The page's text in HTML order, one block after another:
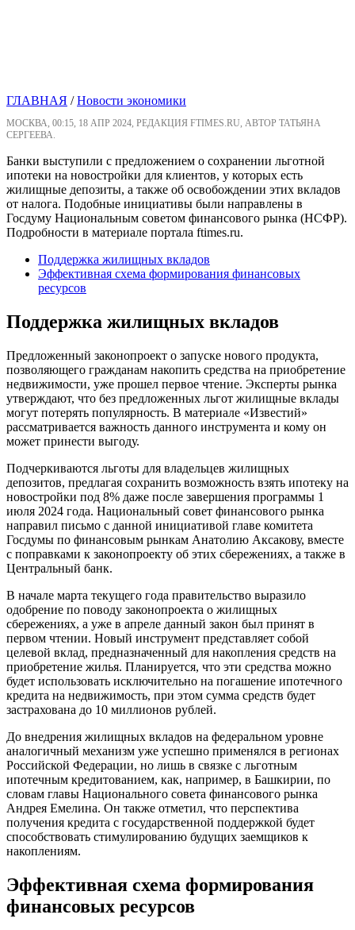
ГЛАВНАЯ /Новости экономики
МОСКВА, 00:15, 18 АПР 2024, РЕДАКЦИЯ FTIMES.RU, АВТОР ТАТЬЯНА
СЕРГЕЕВА.
Банки выступили с предложением о сохранении льготной
ипотеки на новостройки для клиентов, у которых есть
жилищные депозиты, а также об освобождении этих вкладов
от налога. Подобные инициативы были направлены в
Госдуму Национальным советом финансового рынка (НСФР).
Подробности в материале портала ftimes.ru.
Поддержка жилищных вкладов
Эффективная схема формирования финансовых
ресурсов
Поддержка жилищных вкладов
Предложенный законопроект о запуске нового продукта,
позволяющего гражданам накопить средства на приобретение
недвижимости, уже прошел первое чтение. Эксперты рынка
утверждают, что без предложенных льгот жилищные вклады
могут потерять популярность. В материале «Известий»
рассматривается важность данного инструмента и кому он
может принести выгоду.
Подчеркиваются льготы для владельцев жилищных
депозитов, предлагая сохранить возможность взять ипотеку на
новостройки под 8% даже после завершения программы 1
июля 2024 года. Национальный совет финансового рынка
направил письмо с данной инициативой главе комитета
Госдумы по финансовым рынкам Анатолию Аксакову, вместе
с поправками к законопроекту об этих сбережениях, а также в
Центральный банк.
В начале марта текущего года правительство выразило
одобрение по поводу законопроекта о жилищных
сбережениях, а уже в апреле данный закон был принят в
первом чтении. Новый инструмент представляет собой
целевой вклад, предназначенный для накопления средств на
приобретение жилья. Планируется, что эти средства можно
будет использовать исключительно на погашение ипотечного
кредита на недвижимость, при этом сумма средств будет
застрахована до 10 миллионов рублей.
До внедрения жилищных вкладов на федеральном уровне
аналогичный механизм уже успешно применялся в регионах
Российской Федерации, но лишь в связке с льготным
ипотечным кредитованием, как, например, в Башкирии, по
словам главы Национального совета финансового рынка
Андрея Емелина. Он также отметил, что перспектива
получения кредита с государственной поддержкой будет
способствовать стимулированию будущих заемщиков к
накоплениям.
Эффективная схема формирования
финансовых ресурсов